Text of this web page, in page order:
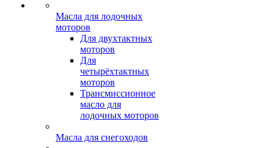
Масла для лодочных
моторов
Для двухтактных
моторов
Для
четырёхтактных
моторов
Трансмиссионное
масло для
лодочных моторов
Масла для снегоходов